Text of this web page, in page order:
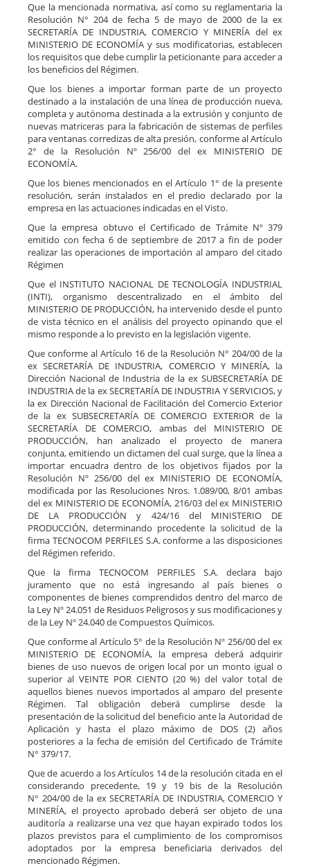
Que la mencionada normativa, así como su reglamentaria la
Resolución N° 204 de fecha 5 de mayo de 2000 de la ex
SECRETARÍA DE INDUSTRIA, COMERCIO Y MINERÍA del ex
MINISTERIO DE ECONOMÍA y sus modificatorias, establecen
los requisitos que debe cumplir la peticionante para acceder a
los beneficios del Régimen.
Que los bienes a importar forman parte de un proyecto
destinado a la instalación de una línea de producción nueva,
completa y autónoma destinada a la extrusión y conjunto de
nuevas matriceras para la fabricación de sistemas de perfiles
para ventanas corredizas de alta presión, conforme al Artículo
2° de la Resolución Nº 256/00 del ex MINISTERIO DE
ECONOMÍA.
Que los bienes mencionados en el Artículo 1° de la presente
resolución, serán instalados en el predio declarado por la
empresa en las actuaciones indicadas en el Visto.
Que la empresa obtuvo el Certificado de Trámite Nº 379
emitido con fecha 6 de septiembre de 2017 a fin de poder
realizar las operaciones de importación al amparo del citado
Régimen
Que el INSTITUTO NACIONAL DE TECNOLOGÍA INDUSTRIAL
(INTI), organismo descentralizado en el ámbito del
MINISTERIO DE PRODUCCIÓN, ha intervenido desde el punto
de vista técnico en el análisis del proyecto opinando que el
mismo responde a lo previsto en la legislación vigente.
Que conforme al Artículo 16 de la Resolución N° 204/00 de la
ex SECRETARÍA DE INDUSTRIA, COMERCIO Y MINERÍA, la
Dirección Nacional de Industria de la ex SUBSECRETARÍA DE
INDUSTRIA de la ex SECRETARÍA DE INDUSTRIA Y SERVICIOS, y
la ex Dirección Nacional de Facilitación del Comercio Exterior
de la ex SUBSECRETARÍA DE COMERCIO EXTERIOR de la
SECRETARÍA DE COMERCIO, ambas del MINISTERIO DE
PRODUCCIÓN, han analizado el proyecto de manera
conjunta, emitiendo un dictamen del cual surge, que la línea a
importar encuadra dentro de los objetivos fijados por la
Resolución Nº 256/00 del ex MINISTERIO DE ECONOMÍA,
modificada por las Resoluciones Nros. 1.089/00, 8/01 ambas
del ex MINISTERIO DE ECONOMÍA, 216/03 del ex MINISTERIO
DE LA PRODUCCIÓN y 424/16 del MINISTERIO DE
PRODUCCIÓN, determinando procedente la solicitud de la
firma TECNOCOM PERFILES S.A. conforme a las disposiciones
del Régimen referido.
Que la firma TECNOCOM PERFILES S.A. declara bajo
juramento que no está ingresando al país bienes o
componentes de bienes comprendidos dentro del marco de
la Ley Nº 24.051 de Residuos Peligrosos y sus modificaciones y
de la Ley Nº 24.040 de Compuestos Químicos.
Que conforme al Artículo 5° de la Resolución Nº 256/00 del ex
MINISTERIO DE ECONOMÍA, la empresa deberá adquirir
bienes de uso nuevos de origen local por un monto igual o
superior al VEINTE POR CIENTO (20 %) del valor total de
aquellos bienes nuevos importados al amparo del presente
Régimen. Tal obligación deberá cumplirse desde la
presentación de la solicitud del beneficio ante la Autoridad de
Aplicación y hasta el plazo máximo de DOS (2) años
posteriores a la fecha de emisión del Certificado de Trámite
N° 379/17.
Que de acuerdo a los Artículos 14 de la resolución citada en el
considerando precedente, 19 y 19 bis de la Resolución
N° 204/00 de la ex SECRETARÍA DE INDUSTRIA, COMERCIO Y
MINERÍA, el proyecto aprobado deberá ser objeto de una
auditoría a realizarse una vez que hayan expirado todos los
plazos previstos para el cumplimiento de los compromisos
adoptados por la empresa beneficiaria derivados del
mencionado Régimen.